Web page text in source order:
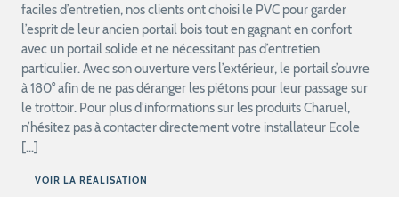
faciles d’entretien, nos clients ont choisi le PVC pour garder
l’esprit de leur ancien portail bois tout en gagnant en confort
avec un portail solide et ne nécessitant pas d’entretien
particulier. Avec son ouverture vers l’extérieur, le portail s’ouvre
à 180° afin de ne pas déranger les piétons pour leur passage sur
le trottoir. Pour plus d’informations sur les produits Charuel,
n’hésitez pas à contacter directement votre installateur Ecole
[…]
VOIR LA RÉALISATION